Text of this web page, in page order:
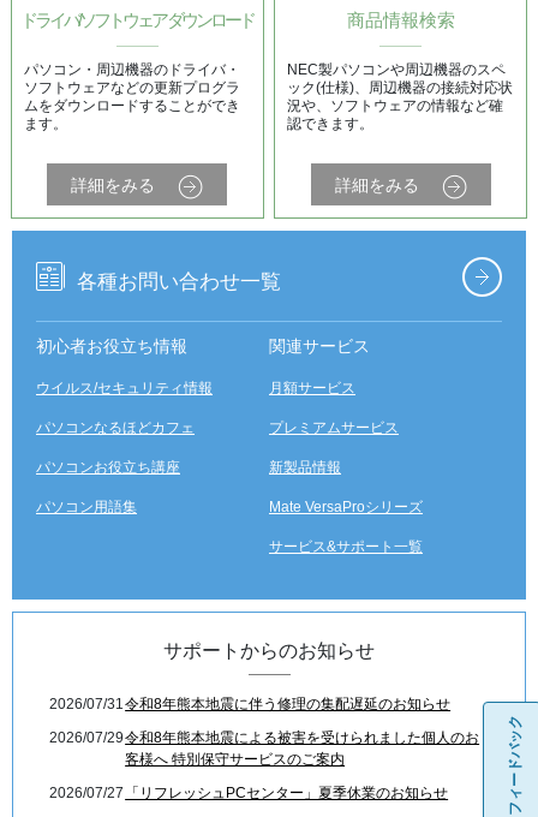
ドライバ/ソフトウェア ダウンロード
パソコン・周辺機器のドライバ・
ソフトウェアなどの更新プログラ
ムをダウンロードすることができ
ます。
詳細をみる
商品情報検索
NEC製パソコンや周辺機器のスペ
ック(仕様)、周辺機器の接続対応状
況や、ソフトウェアの情報など確
認できます。
詳細をみる
各種お問い合わせ一覧
初心者お役立ち情報
ウイルス/セキュリティ情報
パソコンなるほどカフェ
パソコンお役立ち講座
パソコン用語集
関連サービス
月額サービス
プレミアムサービス
新製品情報
Mate VersaProシリーズ
サービス&サポート一覧
サポートからのお知らせ
2026/07/31令和8年熊本地震に伴う修理の集配遅延のお知らせ
2026/07/29令和8年熊本地震による被害を受けられました個人のお
客様へ 特別保守サービスのご案内
2026/07/27
「リフレッシュPCセンター」夏季休業のお知らせ
フィードバック